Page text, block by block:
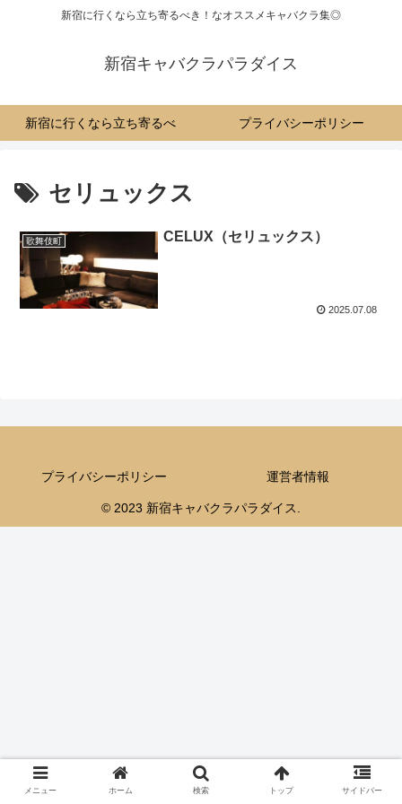
新宿に行くなら立ち寄るべき！なオススメキャバクラ集◎
新宿キャバクラパラダイス
新宿に行くなら立ち寄るべ
◎
プライバシーポリシー
セリュックス
歌舞伎町 CELUX（セリュックス）
2025.07.08
プライバシーポリシー 運営者情報
© 2023 新宿キャバクラパラダイス.
メニュー ホーム 検索 トップ サイドバー